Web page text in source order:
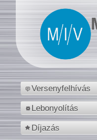
Versenyfelhívás
Lebonyolítás
Díjazás